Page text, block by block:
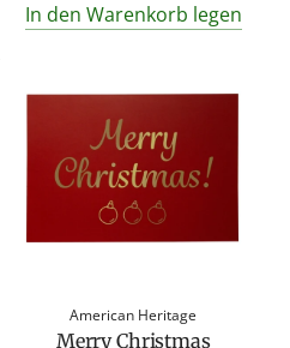
In den Warenkorb legen
American Heritage
Merry Christmas